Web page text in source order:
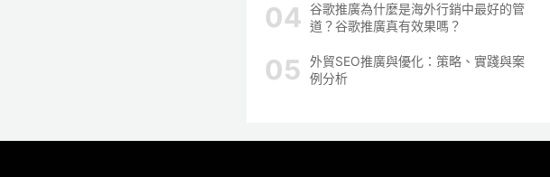
谷歌推廣為什麼是海外行銷中最好的管
道？谷歌推廣真有效果嗎？
外貿SEO推廣與優化：策略、實踐與案
例分析